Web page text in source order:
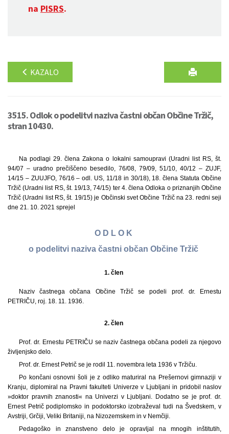
na PISRS.
KAZALO
3515. Odlok o podelitvi naziva častni občan Občine Tržič,
stran 10430.
Na podlagi 29. člena Zakona o lokalni samoupravi (Uradni list RS, št.
94/07 – uradno prečiščeno besedilo, 76/08, 79/09, 51/10, 40/12 – ZUJF,
14/15 – ZUUJFO, 76/16 – odl. US, 11/18 in 30/18), 18. člena Statuta Občine
Tržič (Uradni list RS, št. 19/13, 74/15) ter 4. člena Odloka o priznanjih Občine
Tržič (Uradni list RS, št. 19/15) je Občinski svet Občine Tržič na 23. redni seji
dne 21. 10. 2021 sprejel
O D L O K
o podelitvi naziva častni občan Občine Tržič
1. člen
Naziv častnega občana Občine Tržič se podeli prof. dr. Ernestu
PETRIČU, roj. 18. 11. 1936.
2. člen
Prof. dr. Ernestu PETRIČU se naziv častnega občana podeli za njegovo
življenjsko delo.
Prof. dr. Ernest Petrič se je rodil 11. novembra leta 1936 v Tržiču.
Po končani osnovni šoli je z odliko maturiral na Prešernovi gimnaziji v
Kranju, diplomiral na Pravni fakulteti Univerze v Ljubljani in pridobil naslov
»doktor pravnih znanosti« na Univerzi v Ljubljani. Dodatno se je prof. dr.
Ernest Petrič podiplomsko in podoktorsko izobraževal tudi na Švedskem, v
Avstriji, Grčiji, Veliki Britaniji, na Nizozemskem in v Nemčiji.
Pedagoško in znanstveno delo je opravljal na mnogih inštitutih,